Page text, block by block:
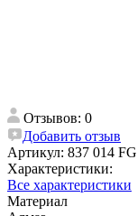
Отзывов: 0
Добавить отзыв
Артикул: 837 014 FG
Характеристики:
Все характеристики
Материал